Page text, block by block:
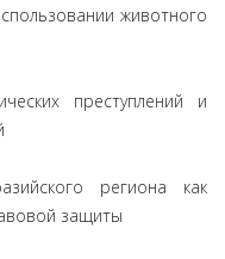
животного
преступлений и
региона как
защиты